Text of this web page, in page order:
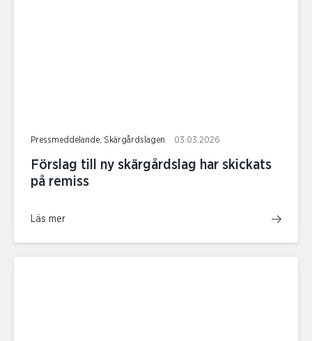
Pressmeddelande, Skärgårdslagen 03.03.2026
Förslag till ny skärgårdslag har skickats
på remiss
Läs mer